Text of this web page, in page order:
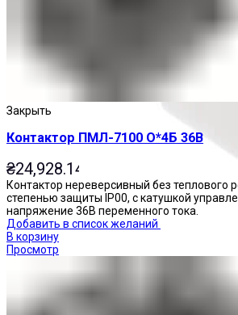
Закрыть
Контактор ПМЛ-7100 О*4Б 36В
₴24,928.14
Контактор нереверсивный без теплового
степенью защиты IP00, с катушкой
напряжение 36В переменного тока.
Добавить в список желаний
В корзину
Просмотр